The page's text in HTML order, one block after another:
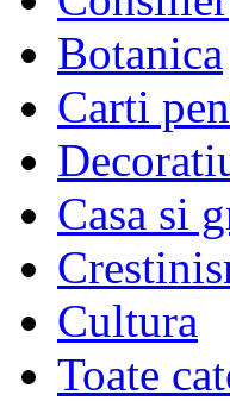
Botanica
Carti
Casa si
Cultura
Toate